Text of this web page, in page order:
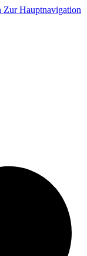
Zur Hauptnavigation